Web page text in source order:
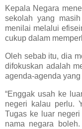
Kepala Negara
sekolah yang
menilai melalui
cukup dalam
Oleh sebab itu, dia
difokuskan adalah
agenda-agenda
“Enggak usah ke
negeri kalau perlu.
Tugas ke luar
nama negara